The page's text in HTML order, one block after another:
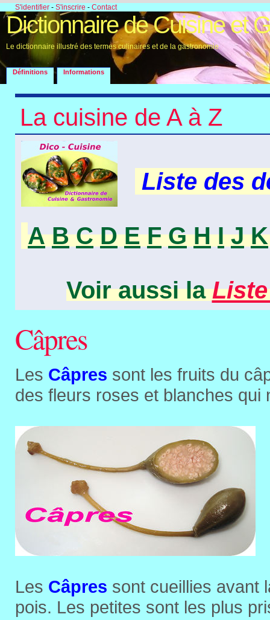
S'identifier - S'inscrire - Contact
Dictionnaire de Cuisine et
Le dictionnaire illustré des termes culinaires et de la gastronomie
Définitions Informations
La cuisine de A à Z
Liste des
A B C D E F G H I J K
Voir aussi la
Câpres
Les Câpres sont les fruits du
des fleurs roses et blanches qui
Les Câpres sont cueillies avant
pois. Les petites sont les plus